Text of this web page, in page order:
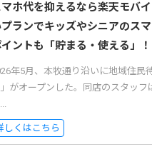
ホ代を抑えるなら楽天モバ
プランでキッズやシニアのス
ントも「貯まる・使える」！
年5月、本牧通り沿いに地域住民
がオープンした。同店のスタッ
しくはこちら